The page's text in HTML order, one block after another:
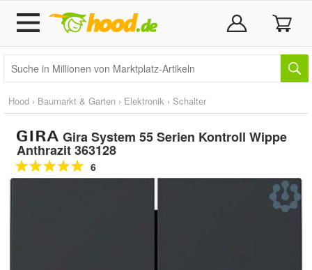
Hood › Baumarkt & Garten › Elektronik › Schalter
Gira System 55 Serien Kontroll Wippe
Anthrazit 363128
6